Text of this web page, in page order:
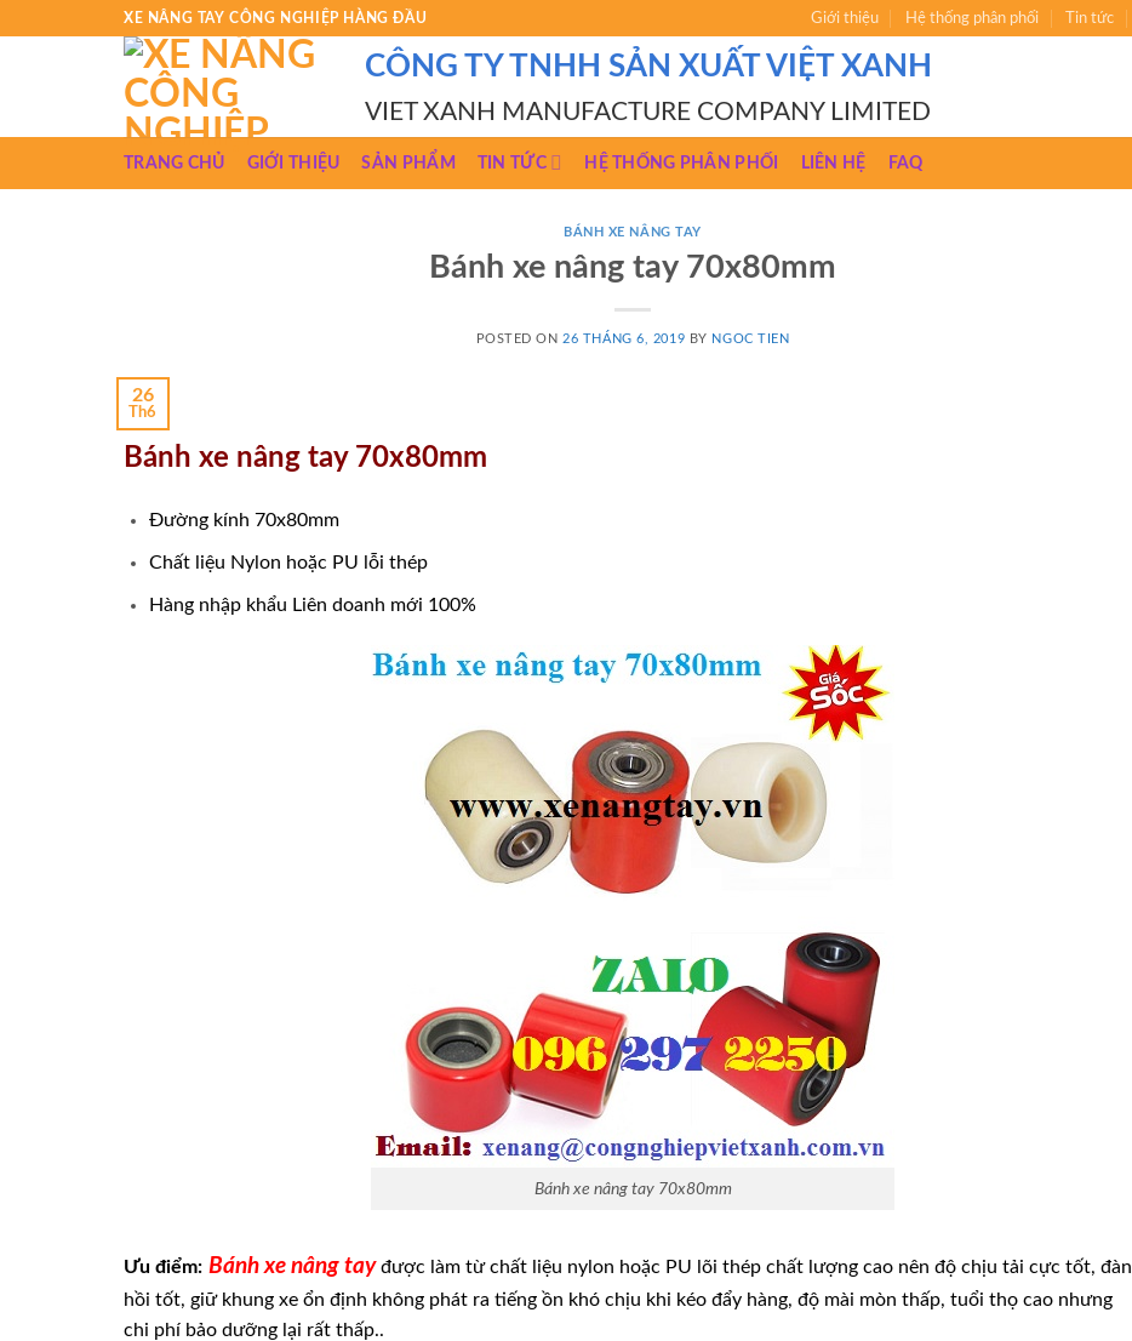
XE NÂNG TAY CÔNG NGHIỆP HÀNG ĐẦU Giới thiệu Hệ thống phân phối Tin tức
CÔNG TY TNHH SẢN XUẤT VIỆT XANH
VIET XANH MANUFACTURE COMPANY LIMITED
TRANG CHỦ GIỚI THIỆU SẢN PHẨM TIN TỨC HỆ THỐNG PHÂN PHỐI LIÊN HỆ FAQ
BÁNH XE NÂNG TAY
Bánh xe nâng tay 70x80mm
POSTED ON 26 THÁNG 6, 2019 BY NGOC TIEN
26
Th6
Bánh xe nâng tay 70x80mm
Đường kính 70x80mm
Chất liệu Nylon hoặc PU lỗi thép
Hàng nhập khẩu Liên doanh mới 100%
Bánh xe nâng tay 70x80mm
Ưu điểm: Bánh xe nâng tayđược làm từ chất liệu nylon hoặc PU lõi thép chất lượng cao nên độ chịu tải cực tốt, đàn
hồi tốt, giữ khung xe ổn định không phát ra tiếng ồn khó chịu khi kéo đẩy hàng, độ mài mòn thấp, tuổi thọ cao nhưng
chi phí bảo dưỡng lại rất thấp..